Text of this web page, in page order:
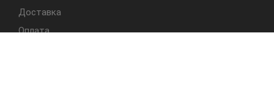
Доставка
Оплата